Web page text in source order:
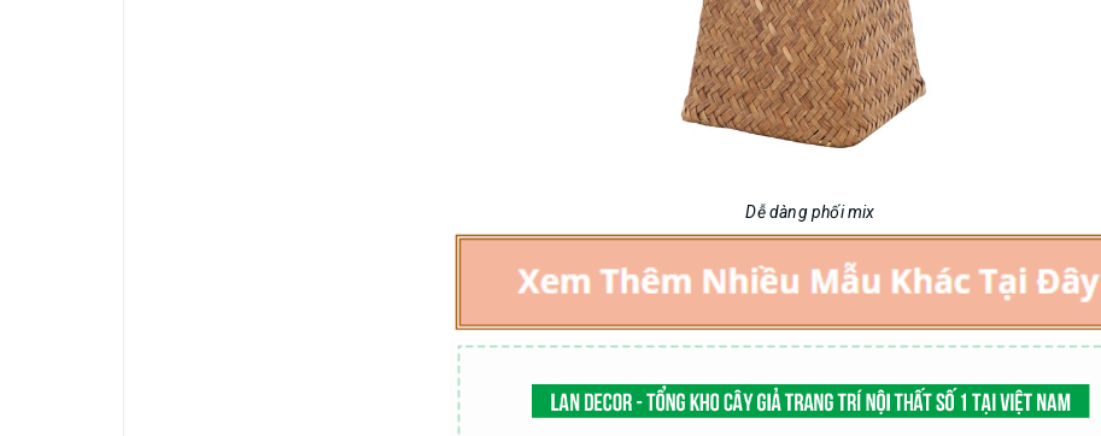
Dễ dàng phối mix